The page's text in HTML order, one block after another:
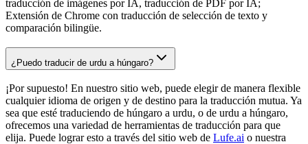
traducción de imágenes por IA, traducción de PDF por IA;
Extensión de Chrome con traducción de selección de texto y
comparación bilingüe.
¿Puedo traducir de urdu a húngaro?
¡Por supuesto! En nuestro sitio web, puede elegir de manera flexible
cualquier idioma de origen y de destino para la traducción mutua. Ya
sea que esté traduciendo de húngaro a urdu, o de urdu a húngaro,
ofrecemos una variedad de herramientas de traducción para que
elija. Puede lograr esto a través del sitio web de Lufe.ai o nuestra